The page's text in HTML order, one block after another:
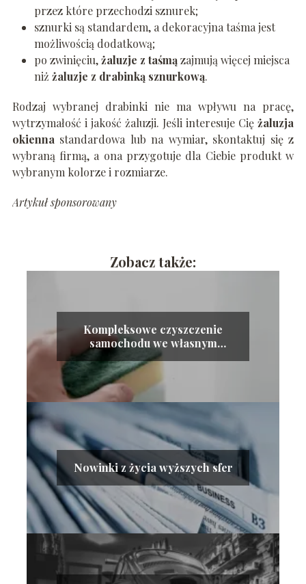
przez które przechodzi sznurek;
sznurki są standardem, a dekoracyjna taśma jest
możliwością dodatkową;
po zwinięciu,żaluzje z taśmązajmują więcej miejsca
niż żaluzje z drabinką sznurkową.
Rodzaj wybranej drabinki nie ma wpływu na pracę,
wytrzymałość i jakość żaluzji. Jeśli interesuje Ciężaluzja
okienna standardowa lub na wymiar, skontaktuj się z
wybraną firmą, a ona przygotuje dla Ciebie produkt w
wybranym kolorze i rozmiarze.
Artykuł sponsorowany
Zobacz także:
Kompleksowe czyszczenie
samochodu we własnym
zakresie
Nowinki z życia wyższych sfer